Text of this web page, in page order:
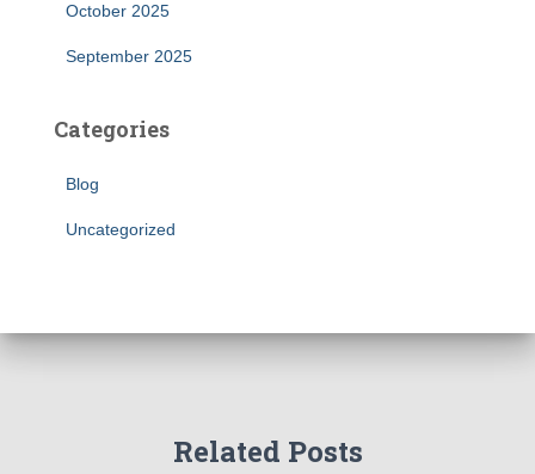
October 2025
September 2025
Categories
Blog
Uncategorized
Related Posts